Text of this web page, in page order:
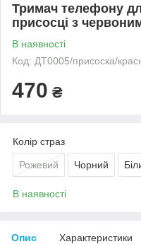
Тримач телефону
присосці з
В наявності
Код: ДТ0005/присоска/
470 ₴
Колір страз
Рожевий Чорний
В наявності
Опис Характеристики